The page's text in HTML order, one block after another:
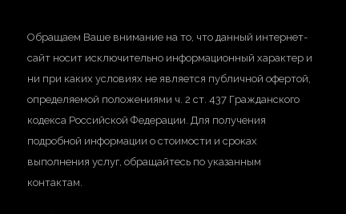
Обращаем Ваше внимание на то, что данный интернет-
сайт носит исключительно информационный характер и
ни при каких условиях не является публичной офертой,
определяемой положениями ч. 2 ст. 437 Гражданского
кодекса Российской Федерации. Для получения
подробной информации о стоимости и сроках
выполнения услуг, обращайтесь по указанным
контактам.